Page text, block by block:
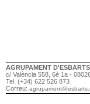
AGRUPAMENT
c/ València 558, 6è 1a -
Tel. (+34) 622 526 873
Correu: